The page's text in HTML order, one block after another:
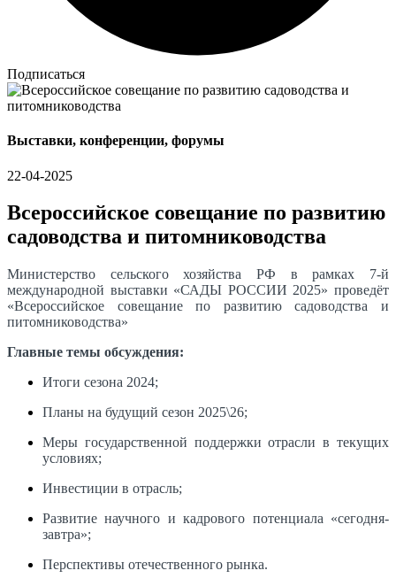
Подписаться
Выставки, конференции, форумы
22-04-2025
Всероссийское совещание по развитию
садоводства и питомниководства
Министерство сельского хозяйства РФ в рамках 7-й
международной выставки «САДЫ РОССИИ 2025» проведёт
«Всероссийское совещание по развитию садоводства и
питомниководства»
Главные темы обсуждения:
Итоги сезона 2024;
Планы на будущий сезон 2025\26;
Меры государственной поддержки отрасли в текущих
условиях;
Инвестиции в отрасль;
Развитие научного и кадрового потенциала «сегодня-
завтра»;
Перспективы отечественного рынка.